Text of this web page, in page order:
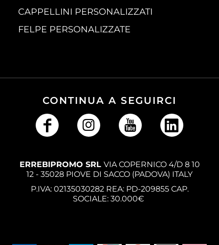
CAPPELLINI PERSONALIZZATI
FELPE PERSONALIZZATE
CONTINUA A SEGUIRCI
ERREBIPROMO SRL VIA COPERNICO 4/D 8 10
12 - 35028 PIOVE DI SACCO (PADOVA) ITALY
P.IVA: 02135030282 REA: PD-209855 CAP.
SOCIALE: 30.000€